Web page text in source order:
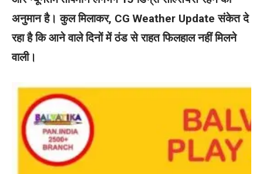
अनुमान है। कुल मिलाकर, CG Weather Update संकेत दे
रहा है कि आने वाले दिनों में ठंड से राहत फिलहाल नहीं मिलने
वाली।